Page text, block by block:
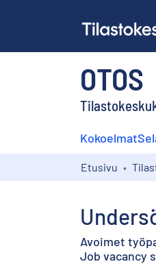
OTOS
Kokoelmat
Etusivu
Avoimet
Job vacancy